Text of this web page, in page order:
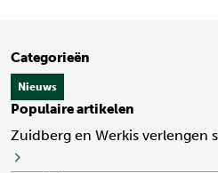
Categorieën
Nieuws
Populaire artikelen
Zuidberg en Werkis verlengen